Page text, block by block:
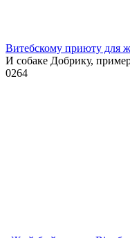
Витебскому приюту для
И собаке Добрику,
0264